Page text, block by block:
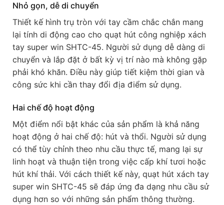
Nhỏ gọn, dễ di chuyển
Thiết kế hình trụ tròn với tay cầm chắc chắn mang
lại tính di động cao cho quạt hút công nghiệp xách
tay super win SHTC-45. Người sử dụng dễ dàng di
chuyển và lắp đặt ở bất kỳ vị trí nào mà không gặp
phải khó khăn. Điều này giúp tiết kiệm thời gian và
công sức khi cần thay đổi địa điểm sử dụng.
Hai chế độ hoạt động
Một điểm nổi bật khác của sản phẩm là khả năng
hoạt động ở hai chế độ: hút và thổi. Người sử dụng
có thể tùy chỉnh theo nhu cầu thực tế, mang lại sự
linh hoạt và thuận tiện trong việc cấp khí tươi hoặc
hút khí thải. Với cách thiết kế này, quạt hút xách tay
super win SHTC-45 sẽ đáp ứng đa dạng nhu cầu sử
dụng hơn so với những sản phẩm thông thường.